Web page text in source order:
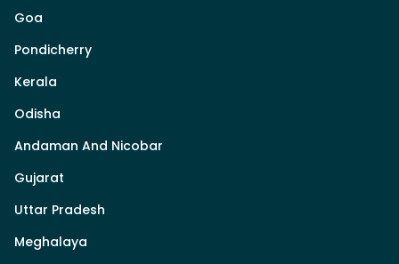
Goa
Pondicherry
Kerala
Odisha
Andaman And Nicobar
Gujarat
Uttar Pradesh
Meghalaya